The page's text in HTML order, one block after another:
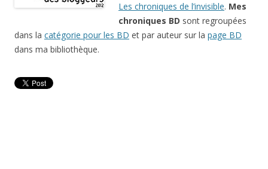
Les chroniques de l’invisible. Mes
chroniques BD sont regroupées
dans la catégorie pour les BD et par auteur sur la page BD
dans ma bibliothèque.